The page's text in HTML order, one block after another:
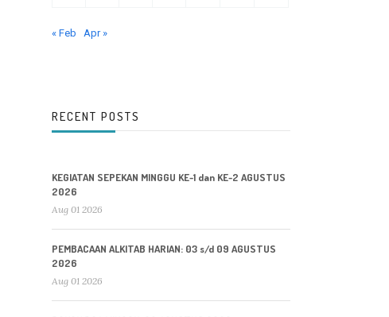
« Feb Apr »
RECENT POSTS
KEGIATAN SEPEKAN MINGGU KE-1 dan KE-2 AGUSTUS
2026
Aug 01 2026
PEMBACAAN ALKITAB HARIAN: 03 s/d 09 AGUSTUS
2026
Aug 01 2026